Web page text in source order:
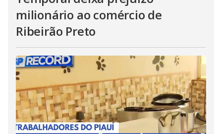
milionário ao comércio de
Ribeirão Preto